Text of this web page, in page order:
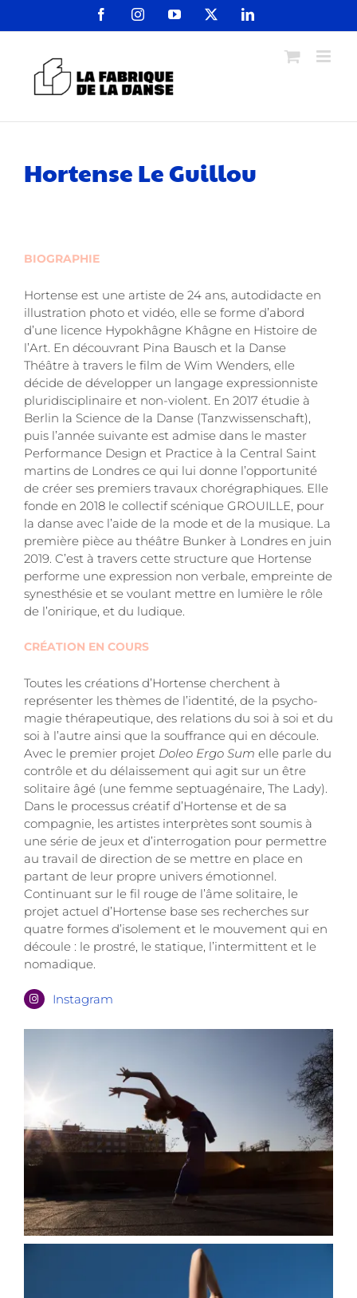
FacebookInstagramYouTube LinkedIn
Hortense Le Guillou
BIOGRAPHIE
Hortense est une artiste de 24 ans, autodidacte en
illustration photo et vidéo, elle se forme d’abord
d’une licence Hypokhâgne Khâgne en Histoire de
l’Art. En découvrant Pina Bausch et la Danse
Théâtre à travers le film de Wim Wenders, elle
décide de développer un langage expressionniste
pluridisciplinaire et non-violent. En 2017 étudie à
Berlin la Science de la Danse (Tanzwissenschaft),
puis l’année suivante est admise dans le master
Performance Design et Practice à la Central Saint
martins de Londres ce qui lui donne l’opportunité
de créer ses premiers travaux chorégraphiques. Elle
fonde en 2018 le collectif scénique GROUILLE, pour
la danse avec l’aide de la mode et de la musique. La
première pièce au théâtre Bunker à Londres en juin
2019. C’est à travers cette structure que Hortense
performe une expression non verbale, empreinte de
synesthésie et se voulant mettre en lumière le rôle
de l’onirique, et du ludique.
CRÉATION EN COURS
Toutes les créations d’Hortense cherchent à
représenter les thèmes de l’identité, de la psycho-
magie thérapeutique, des relations du soi à soi et du
soi à l’autre ainsi que la souffrance qui en découle.
Avec le premier projet Doleo Ergo Sum elle parle du
contrôle et du délaissement qui agit sur un être
solitaire âgé (une femme septuagénaire, The Lady).
Dans le processus créatif d’Hortense et de sa
compagnie, les artistes interprètes sont soumis à
une série de jeux et d’interrogation pour permettre
au travail de direction de se mettre en place en
partant de leur propre univers émotionnel.
Continuant sur le fil rouge de l’âme solitaire, le
projet actuel d’Hortense base ses recherches sur
quatre formes d’isolement et le mouvement qui en
découle : le prostré, le statique, l’intermittent et le
nomadique.
Instagram